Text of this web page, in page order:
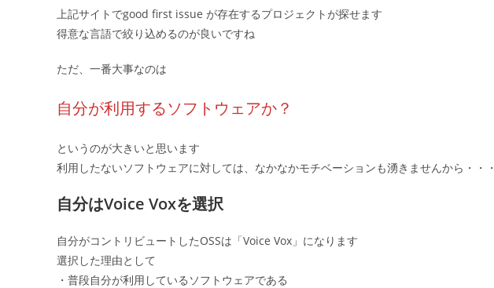
上記サイトでgood first issue が存在するプロジェクトが探せます
得意な言語で絞り込めるのが良いですね
ただ、一番大事なのは
自分が利用するソフトウェアか？
というのが大きいと思います
利用したないソフトウェアに対しては、なかなかモチベーションも湧きませんから・・・
自分はVoice Voxを選択
自分がコントリビュートしたOSSは「Voice Vox」になります
選択した理由として
・普段自分が利用しているソフトウェアである